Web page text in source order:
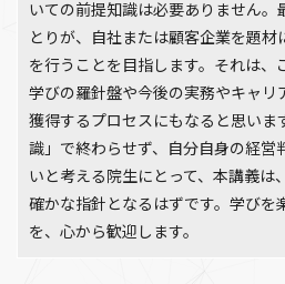
いての前提知識は必要ありません。
とりが、自社または顧客企業を題
を行うことを目指します。それは、
学びの羅針盤や今後の実務やキャリ
獲得するプロセスにもなると思いま
識」で終わらせず、自分自身の経営
いと考える院生にとって、本講義は
確かな指針となるはずです。学びを
を、心から歓迎します。